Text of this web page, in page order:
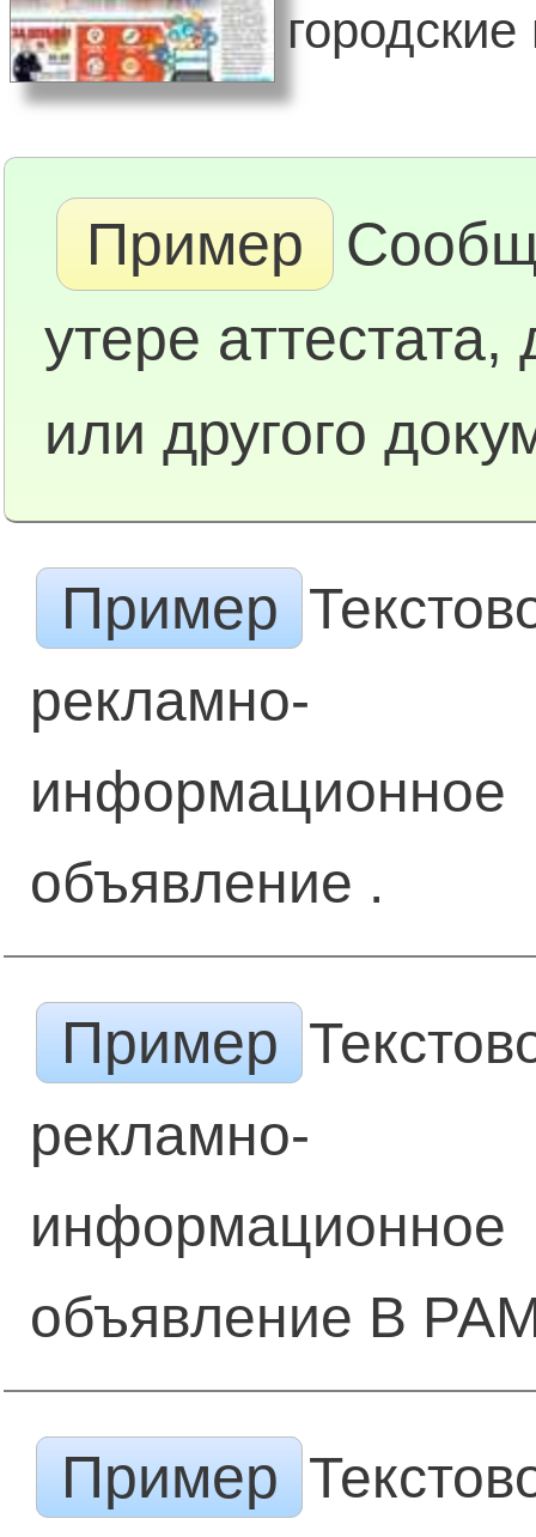
Пример
утере
или другого
Пример
рекламно-
информационное
объявление .
Пример
рекламно-
информационное
объявление В
Пример